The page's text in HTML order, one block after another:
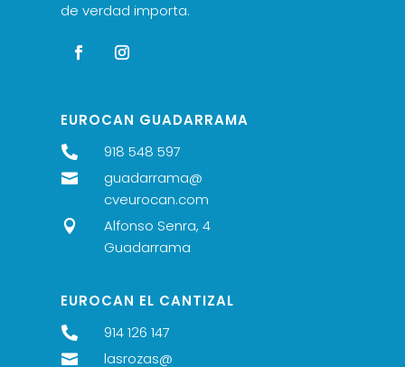
de verdad importa.
EUROCAN GUADARRAMA
 918 548 597

guadarrama@
cveurocan.com

Alfonso Senra, 4
Guadarrama
EUROCAN EL CANTIZAL
 914 126 147

lasrozas@